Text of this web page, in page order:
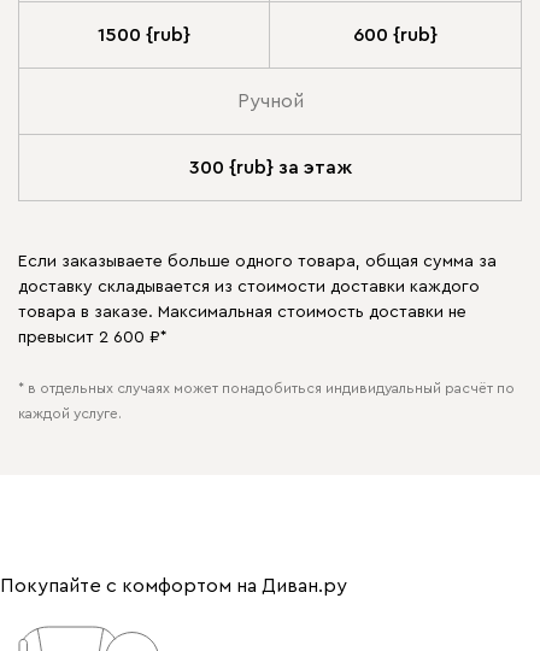
1500 {rub} 600 {rub}
Ручной
300 {rub} за этаж
Если заказываете больше одного товара, общая сумма за
доставку складывается из стоимости доставки каждого
товара в заказе. Максимальная стоимость доставки не
превысит 2 600 ₽*
* в отдельных случаях может понадобиться индивидуальный расчёт по
каждой услуге.
Покупайте с комфортом на Диван.ру